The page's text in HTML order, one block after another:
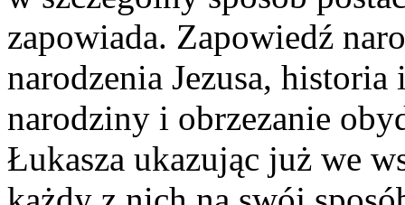
zapowiada. Zapowiedź
narodzenia Jezusa,
narodziny i obrzezanie
Łukasza ukazując już we